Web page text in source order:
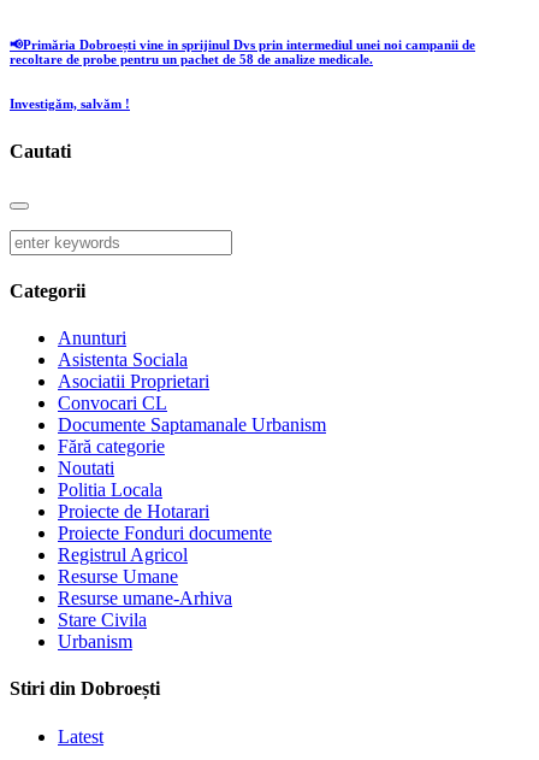
📢Primăria Dobroești vine in sprijinul Dvs prin intermediul unei noi campanii de
recoltare de probe pentru un pachet de 58 de analize medicale.
Investigăm, salvăm !
Cautati
Categorii
Anunturi
Asistenta Sociala
Asociatii Proprietari
Convocari CL
Documente Saptamanale Urbanism
Fără categorie
Noutati
Politia Locala
Proiecte de Hotarari
Proiecte Fonduri documente
Registrul Agricol
Resurse Umane
Resurse umane-Arhiva
Stare Civila
Urbanism
Stiri din Dobroești
Latest